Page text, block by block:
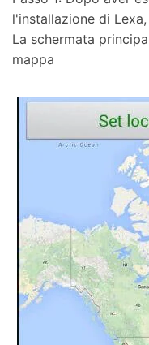
l'installazione di
La schermata
mappa